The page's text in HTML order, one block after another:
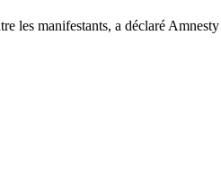
les manifestants, a déclaré